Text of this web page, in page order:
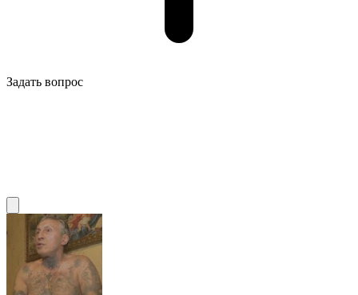
Задать вопрос